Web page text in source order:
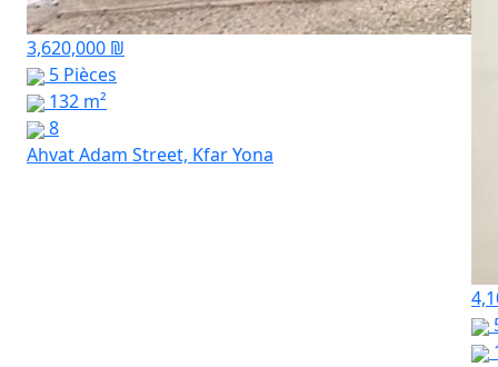
3,620,000 ₪
5 Pièces
132 m²
8
Ahvat Adam Street, Kfar Yona